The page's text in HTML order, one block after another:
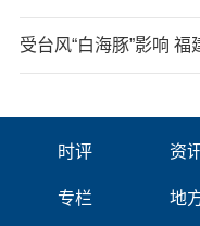
受台风“白海豚”影响
时评 资
专栏 地